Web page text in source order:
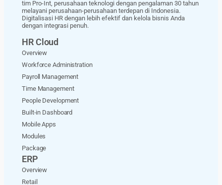
tim Pro-Int, perusahaan teknologi dengan pengalaman 30 tahun
melayani perusahaan-perusahaan terdepan di Indonesia.
Digitalisasi HR dengan lebih efektif dan kelola bisnis Anda
dengan integrasi penuh.
HR Cloud
Overview
Workforce Administration
Payroll Management
Time Management
People Development
Built-in Dashboard
Mobile Apps
Modules
Package
ERP
Overview
Retail